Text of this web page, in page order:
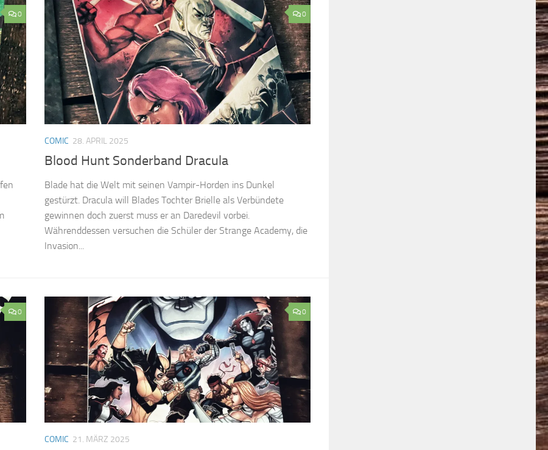
0 0
COMIC 28. APRIL 2025
Blood Hunt Sonderband Dracula
Blade hat die Welt mit seinen Vampir-Horden ins Dunkel
gestürzt. Dracula will Blades Tochter Brielle als Verbündete
gewinnen doch zuerst muss er an Daredevil vorbei.
Währenddessen versuchen die Schüler der Strange Academy, die
Invasion...
0 0
COMIC 21. MÄRZ 2025